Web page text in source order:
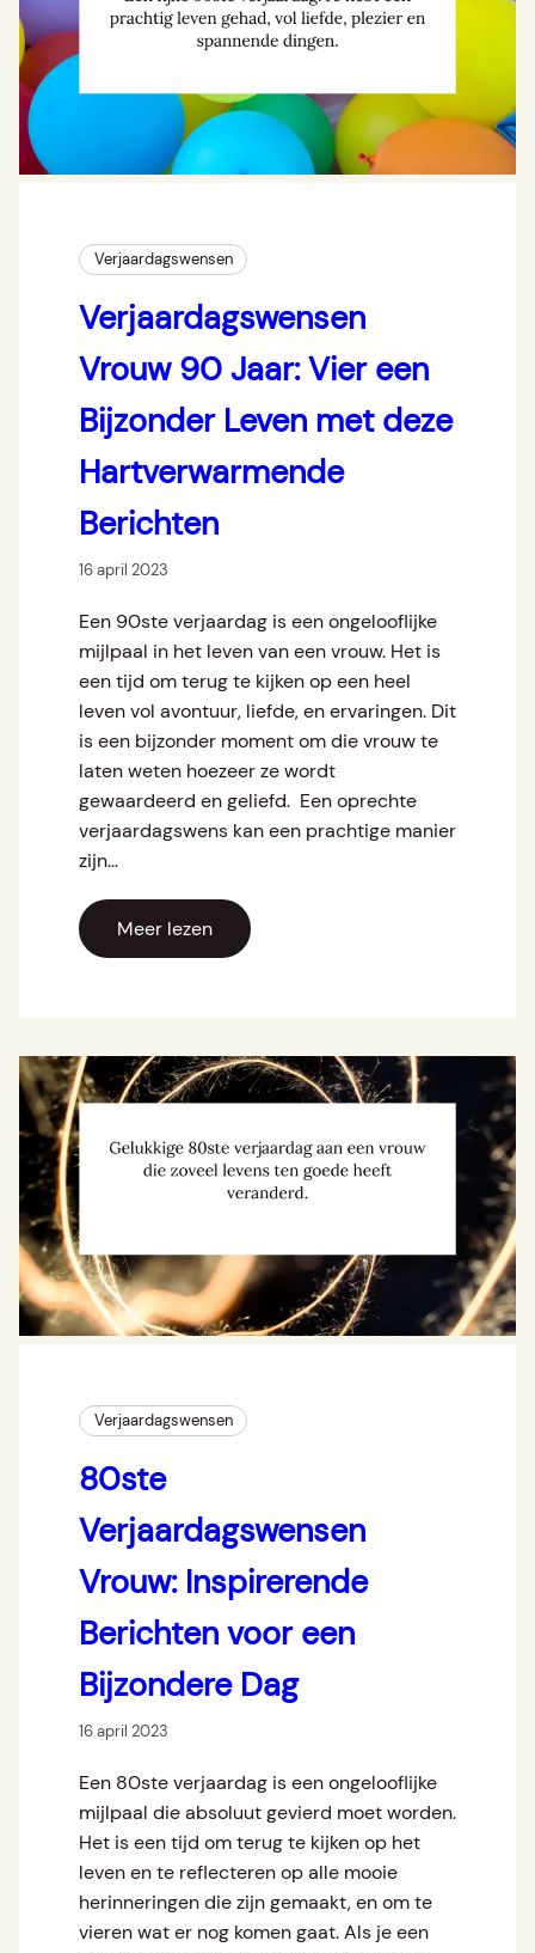
Verjaardagswensen
Verjaardagswensen
Vrouw 90 Jaar: Vier een
Bijzonder Leven met deze
Hartverwarmende
Berichten
16 april 2023
Een 90ste verjaardag is een ongelooflijke
mijlpaal in het leven van een vrouw. Het is
een tijd om terug te kijken op een heel
leven vol avontuur, liefde, en ervaringen. Dit
is een bijzonder moment om die vrouw te
laten weten hoezeer ze wordt
gewaardeerd en geliefd. Een oprechte
verjaardagswens kan een prachtige manier
zijn…
Meer lezen
Verjaardagswensen
80ste
Verjaardagswensen
Vrouw: Inspirerende
Berichten voor een
Bijzondere Dag
16 april 2023
Een 80ste verjaardag is een ongelooflijke
mijlpaal die absoluut gevierd moet worden.
Het is een tijd om terug te kijken op het
leven en te reflecteren op alle mooie
herinneringen die zijn gemaakt, en om te
vieren wat er nog komen gaat. Als je een